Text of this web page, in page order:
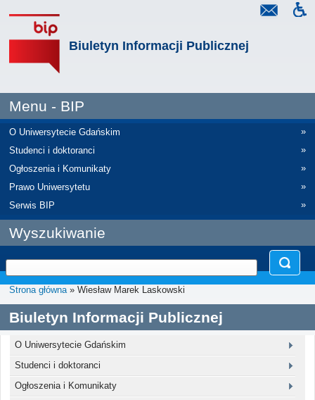
Biuletyn Informacji Publicznej
Menu - BIP
O Uniwersytecie Gdańskim
»
Studenci i doktoranci
»
Ogłoszenia i Komunikaty
»
Prawo Uniwersytetu
»
Serwis BIP
»
Wyszukiwanie
Strona główna» Wiesław Marek Laskowski
Biuletyn Informacji Publicznej
O Uniwersytecie Gdańskim
Studenci i doktoranci
Ogłoszenia i Komunikaty